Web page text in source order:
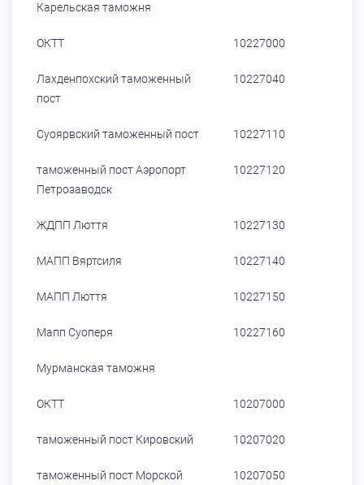
Карельская таможня
ОКТТ 10227000
Лахденпохский таможенный
пост
10227040
Суоярвский таможенный пост 10227110
таможенный пост Аэропорт
Петрозаводск
10227120
ЖДПП Люття 10227130
МАПП Вяртсиля 10227140
МАПП Люття 10227150
Мапп Суоперя 10227160
Мурманская таможня
ОКТТ 10207000
таможенный пост Кировский 10207020
таможенный пост Морской 10207050